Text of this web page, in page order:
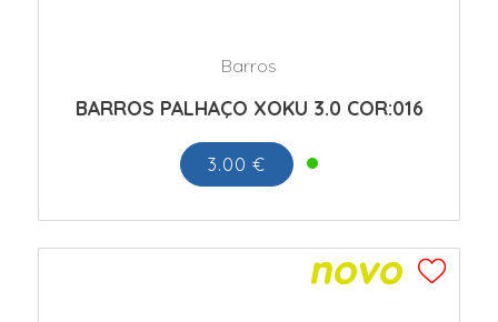
Barros
BARROS PALHAÇO XOKU 3.0 COR:016
3.00 €